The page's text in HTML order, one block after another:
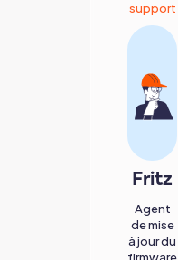
support
Fritz
Agent
de mise
à jour du